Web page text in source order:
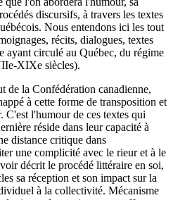
discursifs, à travers les textes
Nous entendons ici les tout
récits, dialogues, textes
ayant circulé au Québec, du régime
XIXe siècles).
de la Confédération canadienne,
à cette forme de transposition et
l'humour de ces textes qui
réside dans leur capacité à
distance critique dans
une complicité avec le rieur et à le
décrit le procédé littéraire en soi,
sa réception et son impact sur la
à la collectivité. Mécanisme